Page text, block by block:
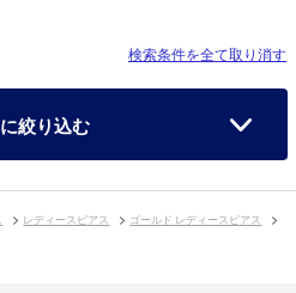
検索条件を全て取り消す
絞り込む
レディースピアス
ゴールド レディースピアス